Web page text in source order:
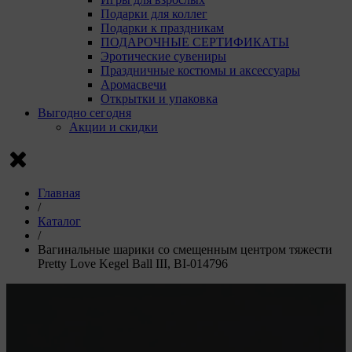
Подарки для коллег
Подарки к праздникам
ПОДАРОЧНЫЕ СЕРТИФИКАТЫ
Эротические сувениры
Праздничные костюмы и аксессуары
Аромасвечи
Открытки и упаковка
Выгодно сегодня
Акции и скидки
Главная
/
Каталог
/
Вагинальные шарики со смещенным центром тяжести
Pretty Love Kegel Ball III, BI-014796